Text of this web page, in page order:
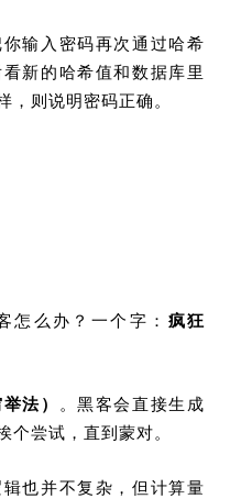
输入密码再次通过哈希
新的哈希值和数据库里
，则说明密码正确。
怎么办？一个字： 疯狂
法）
。黑客会直接生成
个尝试，直到蒙对。
也并不复杂，但计算量